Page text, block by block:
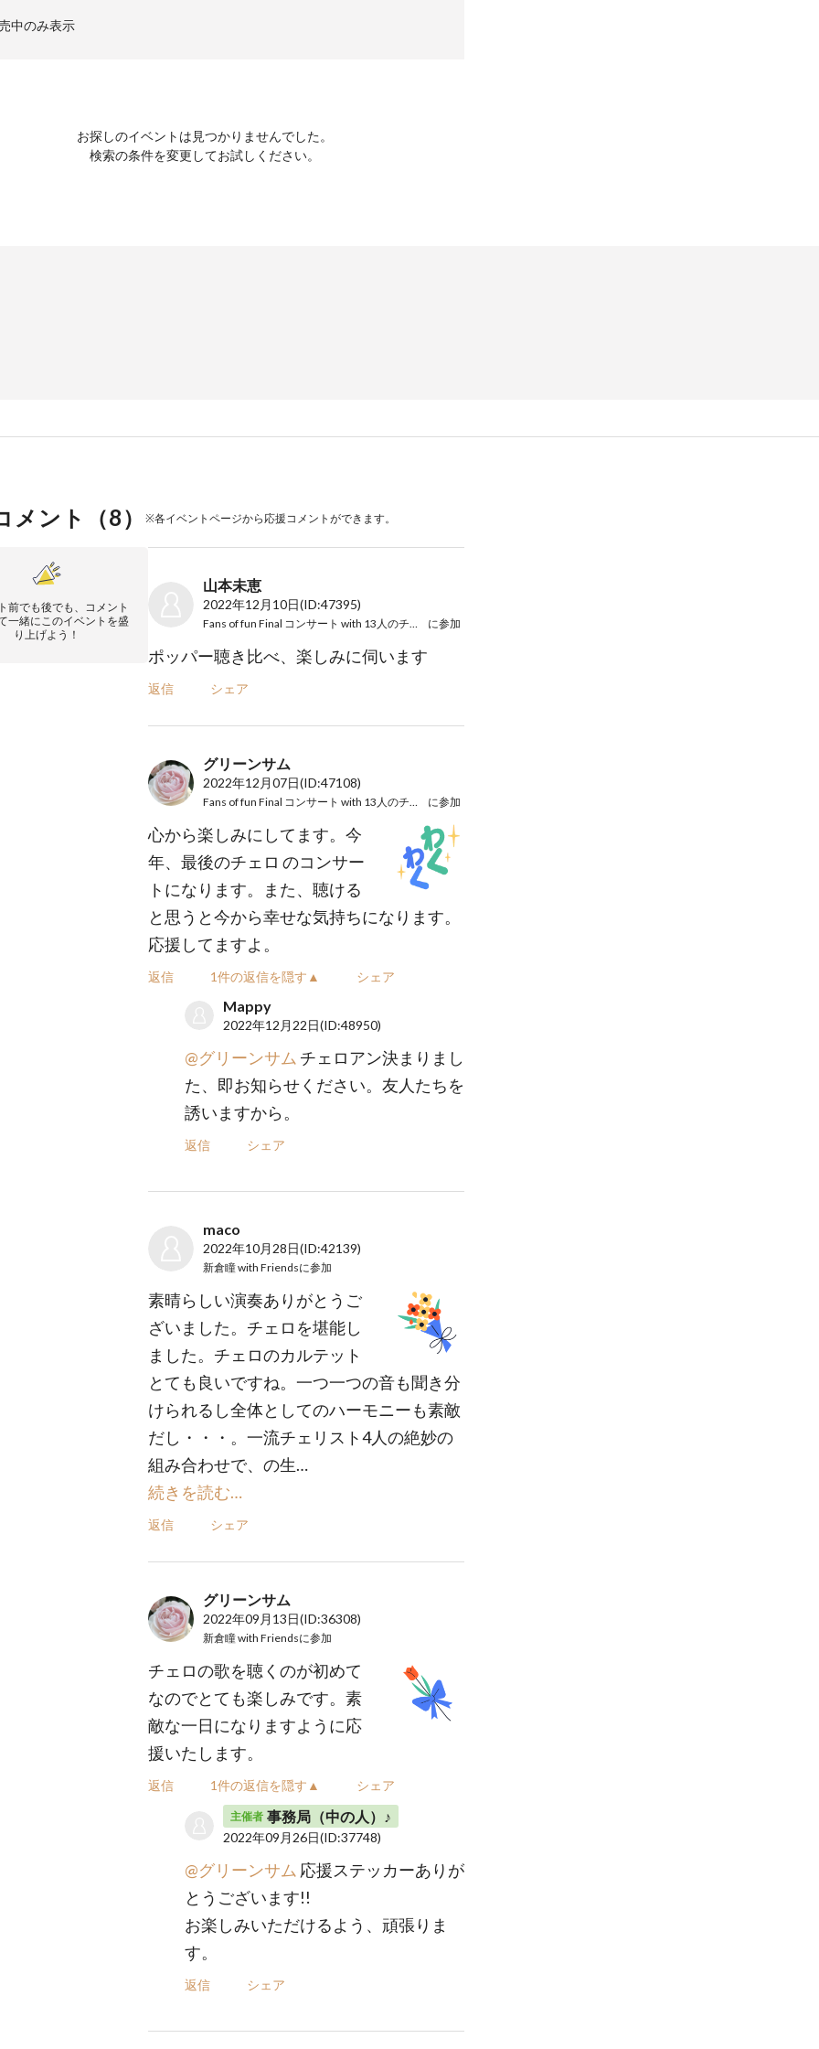
中のみ表示
お探しのイベントは見つかりませんでした。
検索の条件を変更してお試しください。
メント（8） ※各イベントページから応援コメントができます。
前でも後でも、コメント
一緒にこのイベントを盛
り上げよう！
山本未恵
2022年12月10日(ID:47395)
Fans of fun Final コンサート with 13人のチェリスト に参加
ポッパー聴き比べ、楽しみに伺います
返信 シェア
グリーンサム
2022年12月07日(ID:47108)
Fans of fun Final コンサート with 13人のチェリスト に参加
心から楽しみにしてます。今
年、最後のチェロ のコンサー
トになります。また、聴ける
と思うと今から幸せな気持ちになります。
応援してますよ。
返信 1件の返信を隠す▲ シェア
Mappy
2022年12月22日(ID:48950)
@グリーンサム チェロアン決まりまし
た、即お知らせください。友人たちを
誘いますから。
返信 シェア
maco
2022年10月28日(ID:42139)
新倉瞳 with Friendsに参加
素晴らしい演奏ありがとうご
ざいました。チェロを堪能し
ました。チェロのカルテット
とても良いですね。一つ一つの音も聞き分
けられるし全体としてのハーモニーも素敵
だし・・・。一流チェリスト4人の絶妙の
組み合わせで、の生…
続きを読む…
返信 シェア
グリーンサム
2022年09月13日(ID:36308)
新倉瞳 with Friendsに参加
チェロの歌を聴くのが初めて
なのでとても楽しみです。素
敵な一日になりますように応
援いたします。
返信 1件の返信を隠す▲ シェア
主催者 事務局（中の人）♪
2022年09月26日(ID:37748)
@グリーンサム 応援ステッカーありが
とうございます!!
お楽しみいただけるよう、頑張りま
す。
返信 シェア